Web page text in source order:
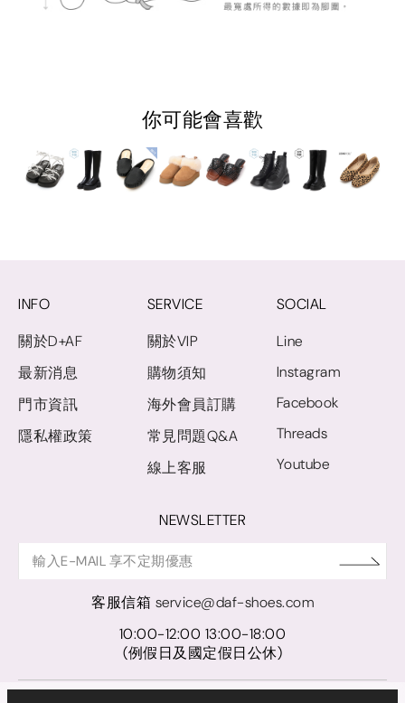
你可能會喜歡
INFO
關於D+AF
最新消息
門市資訊
隱私權政策
SERVICE
關於VIP
購物須知
海外會員訂購
常見問題Q&A
線上客服
SOCIAL
Line
Instagram
Facebook
Threads
Youtube
NEWSLETTER
客服信箱 service@daf-shoes.com
10:00-12:00 13:00-18:00
(例假日及國定假日公休)